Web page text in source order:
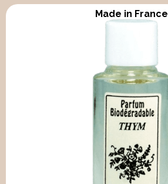
Made in France